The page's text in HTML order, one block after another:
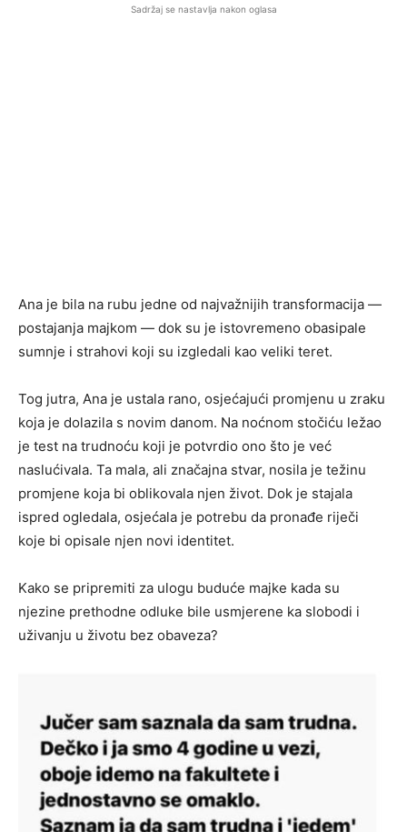
Sadržaj se nastavlja nakon oglasa
Ana je bila na rubu jedne od najvažnijih transformacija —
postajanja majkom — dok su je istovremeno obasipale
sumnje i strahovi koji su izgledali kao veliki teret.
Tog jutra, Ana je ustala rano, osjećajući promjenu u zraku
koja je dolazila s novim danom. Na noćnom stočiću ležao
je test na trudnoću koji je potvrdio ono što je već
naslućivala. Ta mala, ali značajna stvar, nosila je težinu
promjene koja bi oblikovala njen život. Dok je stajala
ispred ogledala, osjećala je potrebu da pronađe riječi
koje bi opisale njen novi identitet.
Kako se pripremiti za ulogu buduće majke kada su
njezine prethodne odluke bile usmjerene ka slobodi i
uživanju u životu bez obaveza?